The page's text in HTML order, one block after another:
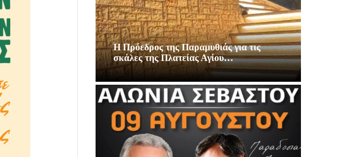
Η Πρόεδρος της Παραμυθιάς για τις
σκάλες της Πλατείας Αγίου…